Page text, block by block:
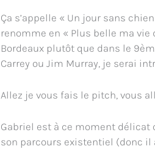
Ça s’appelle « Un jour sans
renomme en « Plus belle ma
Bordeaux plutôt que dans le
Carrey ou Jim Murray, je serai
Allez je vous fais le pitch, vous
Gabriel est à ce moment délicat
son parcours existentiel (donc il